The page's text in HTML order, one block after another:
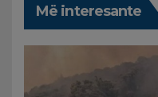
Më interesante